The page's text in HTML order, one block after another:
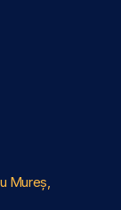
Mureș,